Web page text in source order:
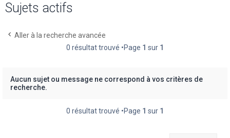
Sujets actifs
Aller à la recherche avancée
0 résultat trouvé •Page 1 sur 1
Aucun sujet ou message ne correspond à vos critères de
recherche.
0 résultat trouvé •Page 1 sur 1